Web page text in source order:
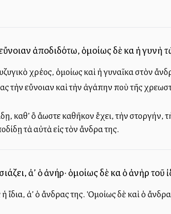
ἀποδιδότω, ὁμοίως δὲ καὶ ἡ γυνὴ
χρέος, ὁμοίως καὶ ἡ γυναῖκα στὸν
τὴν εὔνοιαν καὶ τὴν ἀγάπην ποὺ τῆς
καθ’ ὃ ἄλλωστε καθῆκον ἔχει, τὴν
τὰ αὐτὰ εἰς τὸν ἄνδρα της.
ἀλλ’ ὁ ἀνήρ· ὁμοίως δὲ καὶ ὁ ἀνὴρ τοῦ
ἀλλ’ ὁ ἄνδρας της. Ὁμοίως δὲ καὶ ὁ